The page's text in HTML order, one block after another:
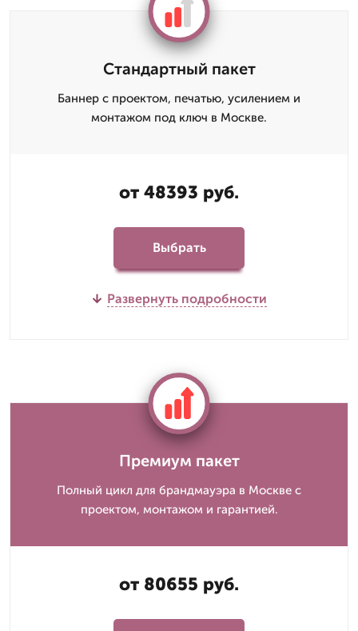
Стандартный пакет
Баннер с проектом, печатью, усилением и
монтажом под ключ в Москве.
от 48393 руб.
Выбрать
Развернуть подробности
Премиум пакет
Полный цикл для брандмауэра в Москве с
проектом, монтажом и гарантией.
от 80655 руб.